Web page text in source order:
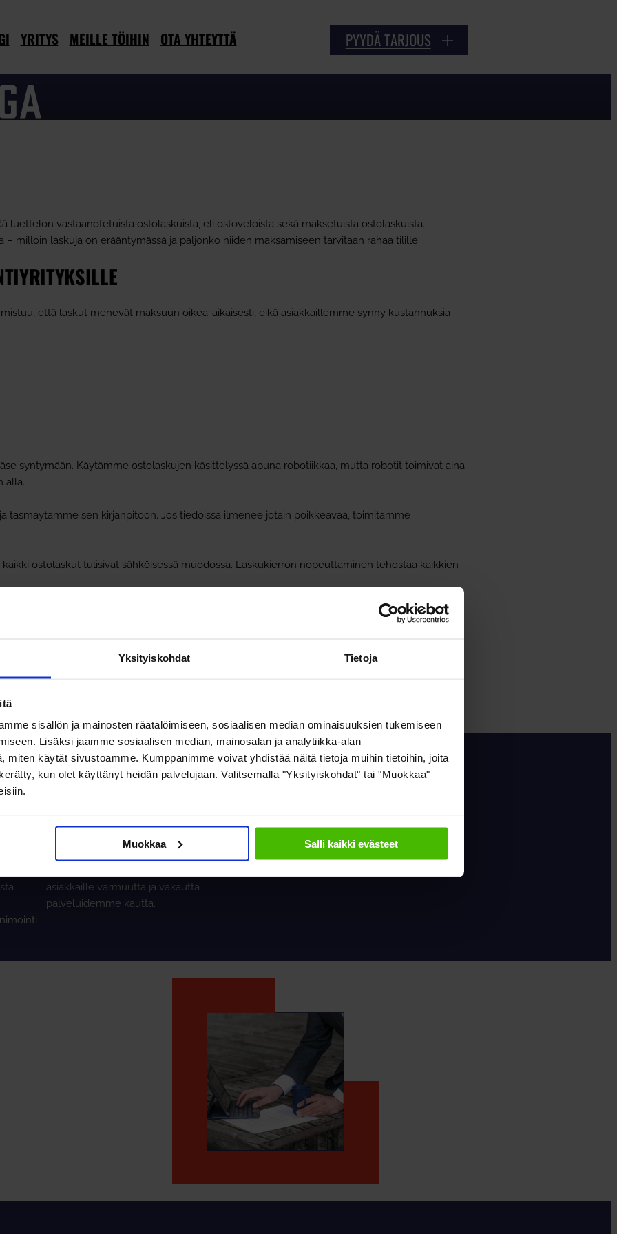
Yksityiskohdat Tietoja
sisällön ja mainosten räätälöimiseen, sosiaalisen median ominaisuuksien tukemiseen
Lisäksi jaamme sosiaalisen median, mainosalan ja analytiikka-alan
miten käytät sivustoamme. Kumppanimme voivat yhdistää näitä tietoja muihin tietoihin, joita
kun olet käyttänyt heidän palvelujaan. Valitsemalla "Yksityiskohdat" tai "Muokkaa"
Muokkaa Salli kaikki evästeet
YRITYS MEILLE TÖIHIN OTA YHTEYTTÄ PYYDÄ TARJOUS
luettelon vastaanotetuista ostolaskuista, eli ostoveloista sekä maksetuista ostolaskuista.
milloin laskuja on erääntymässä ja paljonko niiden maksamiseen tarvitaan rahaa tilille.
että laskut menevät maksuun oikea-aikaisesti, eikä asiakkaillemme synny kustannuksia
syntymään. Käytämme ostolaskujen käsittelyssä apuna robotiikkaa, mutta robotit toimivat aina
alla.
sen kirjanpitoon. Jos tiedoissa ilmenee jotain poikkeavaa, toimitamme
ostolaskut tulisivat sähköisessä muodossa. Laskukierron nopeuttaminen tehostaa kaikkien
ja suunnitelmallisesti niin, ettei yhtiölle aiheudu tarpeettomia viivästyskorko- ym.
isännöintikohteesi ostolaskujen tietojen oikeellisuus, perustehtäväsi rahaliikenteen osalta
toimia, että laskut on maksettu oikeaan aikaan ja kirjattu niille kuuluville kirjanpidon
ULKOISTAMISENEDUT
Yritysmaailmassa luotettava
asiakkaille varmuutta ja vakautta
palveluidemme kautta.